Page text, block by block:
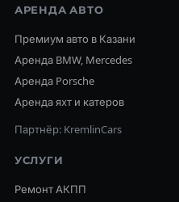
АРЕНДА АВТО
Премиум авто в Казани
Аренда BMW, Mercedes
Аренда Porsche
Аренда яхт и катеров
Партнёр: KremlinCars
УСЛУГИ
Ремонт АКПП